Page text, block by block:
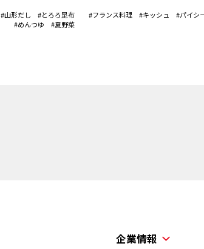
#山形だし
#とろろ昆布
#めんつゆ
#夏野菜
#フランス料理 #キッシュ #パイシ
企業情報